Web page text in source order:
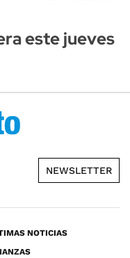
este jueves
NEWSLETTER
NOTICIAS